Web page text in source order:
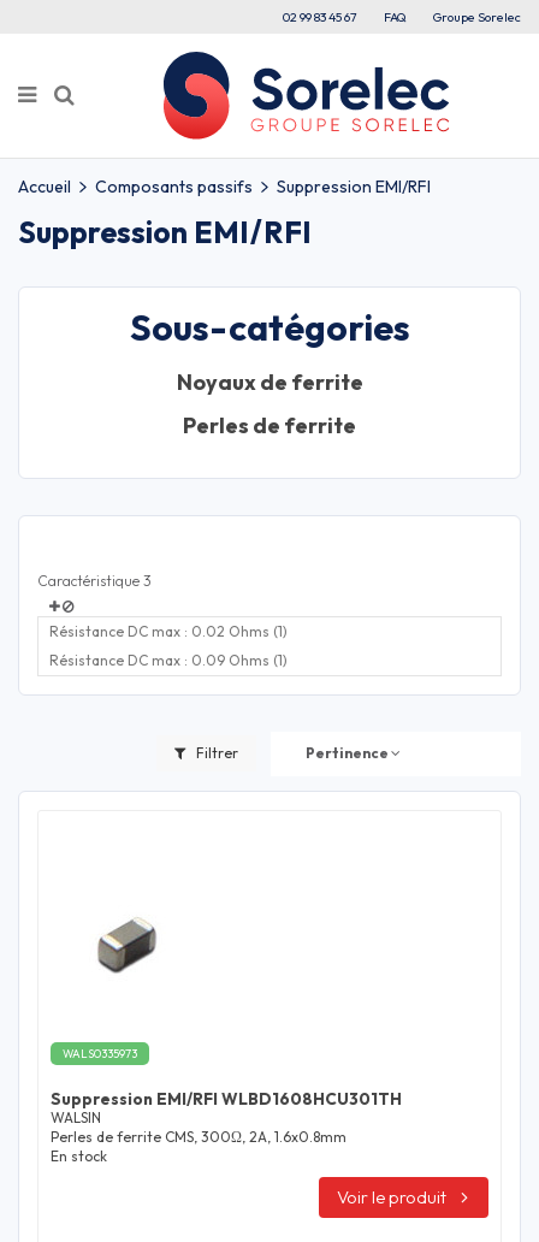
02 99 83 45 67 FAQ Groupe Sorelec
Accueil Composants passifs Suppression EMI/RFI
Suppression EMI/RFI
Sous-catégories
Noyaux de ferrite
Perles de ferrite
Caractéristique 3
Résistance DC max : 0.02 Ohms (1)
Résistance DC max : 0.09 Ohms (1)
Filtrer Pertinence
WALS0335973
Suppression EMI/RFI WLBD1608HCU301TH
WALSIN
Perles de ferrite CMS, 300Ω, 2A, 1.6x0.8mm
En stock
Voir le produit